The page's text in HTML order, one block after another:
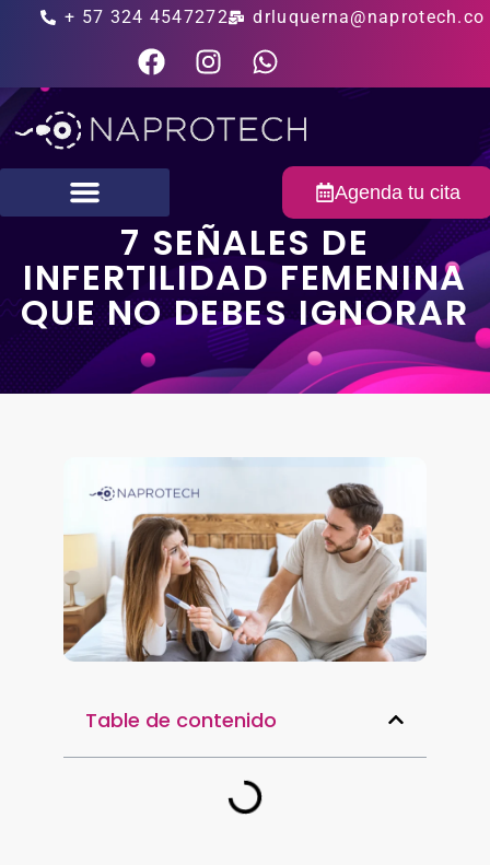
+ 57 324 4547272 drluquerna@naprotech.co
Agenda tu cita
7 SEÑALES DE
INFERTILIDAD FEMENINA
QUE NO DEBES IGNORAR
Table de contenido